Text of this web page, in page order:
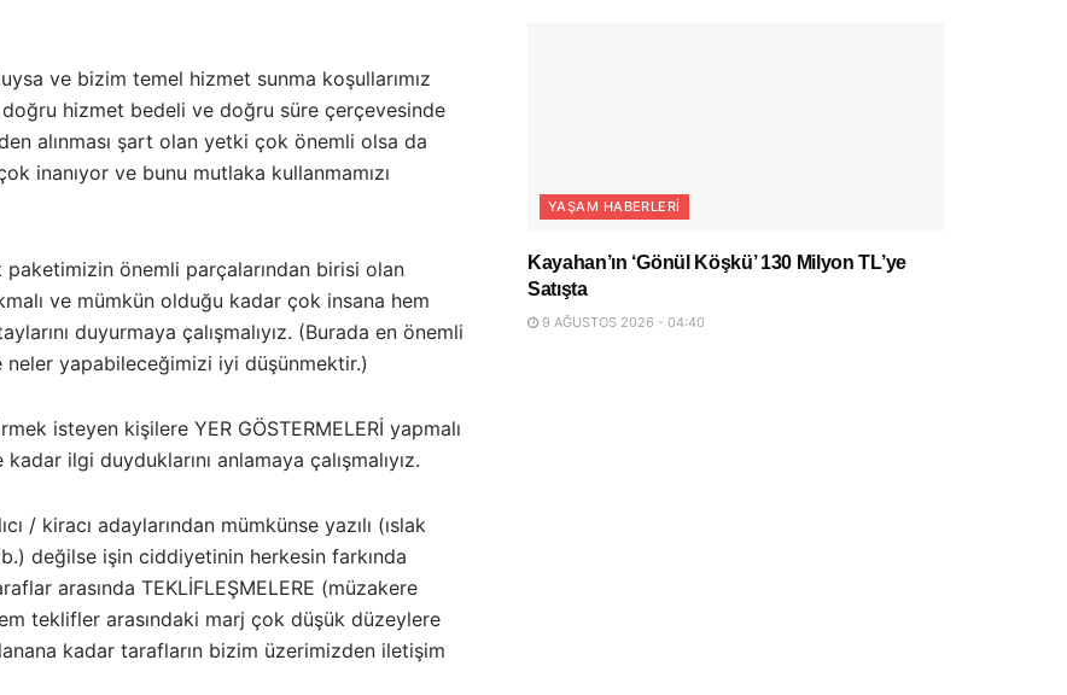
ve bizim temel hizmet sunma koşullarımız
hizmet bedeli ve doğru süre çerçevesinde
alınması şart olan yetki çok önemli olsa da
inanıyor ve bunu mutlaka kullanmamızı
paketimizin önemli parçalarından birisi olan
ve mümkün olduğu kadar çok insana hem
duyurmaya çalışmalıyız. (Burada en önemli
yapabileceğimizi iyi düşünmektir.)
isteyen kişilere YER GÖSTERMELERİ yapmalı
ilgi duyduklarını anlamaya çalışmalıyız.
/ kiracı adaylarından mümkünse yazılı (ıslak
değilse işin ciddiyetinin herkesin farkında
arasında TEKLİFLEŞMELERE (müzakere
teklifler arasındaki marj çok düşük düzeylere
kadar tarafların bizim üzerimizden iletişim
YAŞAM HABERLERI
Kayahan’ın ‘Gönül Köşkü’ 130 Milyon TL’ye
Satışta
9 AĞUSTOS 2026 - 04:40